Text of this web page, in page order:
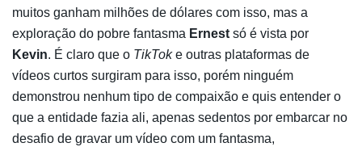
muitos ganham milhões de dólares com isso, mas a
exploração do pobre fantasma Ernest só é vista por
Kevin. É claro que o TikToke outras plataformas de
vídeos curtos surgiram para isso, porém ninguém
demonstrou nenhum tipo de compaixão e quis entender o
que a entidade fazia ali, apenas sedentos por embarcar no
desafio de gravar um vídeo com um fantasma,